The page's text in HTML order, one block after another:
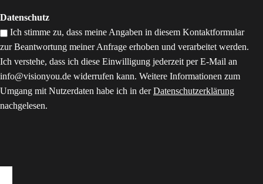
Datenschutz
Ich stimme zu, dass meine Angaben in diesem Kontaktformular
zur Beantwortung meiner Anfrage erhoben und verarbeitet werden.
Ich verstehe, dass ich diese Einwilligung jederzeit per E-Mail an
info@visionyou.de widerrufen kann. Weitere Informationen zum
Umgang mit Nutzerdaten habe ich in derDatenschutzerklärung
nachgelesen.